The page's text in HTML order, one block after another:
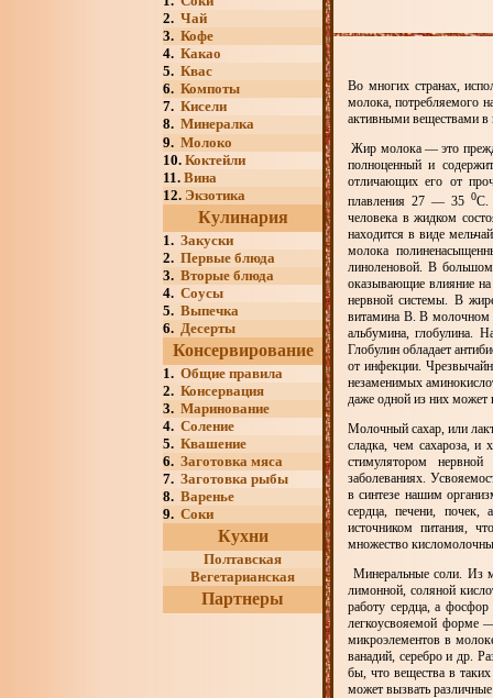
2. Чай
3. Кофе
4. Какао
5. Квас
6. Компоты
7. Кисели
8. Минералка
9. Молоко
10. Коктейли
11. Вина
12. Экзотика
Кулинария
1. Закуски
2. Первые блюда
3. Вторые блюда
4. Соусы
5. Выпечка
6. Десерты
Консервирование
1. Общие правила
2. Консервация
3. Маринование
4. Соление
5. Квашение
6. Заготовка мяса
7. Заготовка рыбы
8. Варенье
9. Соки
Кухни
Полтавская
Вегетарианская
Партнеры
Во многих странах,
молока, потребляемого
активными веществами в
Жир молока — это
полноценный и
отличающих его от
плавления 27 — 35 0С.
человека в жидком
находится в виде
молока
линоленовой. В
оказывающие влияние
нервной системы. В
витамина В. В молочном
альбумина, глобулина.
Глобулин обладает
от инфекции.
незаменимых
даже одной из них может
Молочный сахар, или
сладка, чем сахароза, и
стимулятором
заболеваниях.
в синтезе нашим
сердца, печени, почек,
источником питания,
множество
Минеральные соли. Из
лимонной, соляной
работу сердца, а
легкоусвояемой форме
микроэлементов в
ванадий, серебро и др.
бы, что вещества в
может вызвать